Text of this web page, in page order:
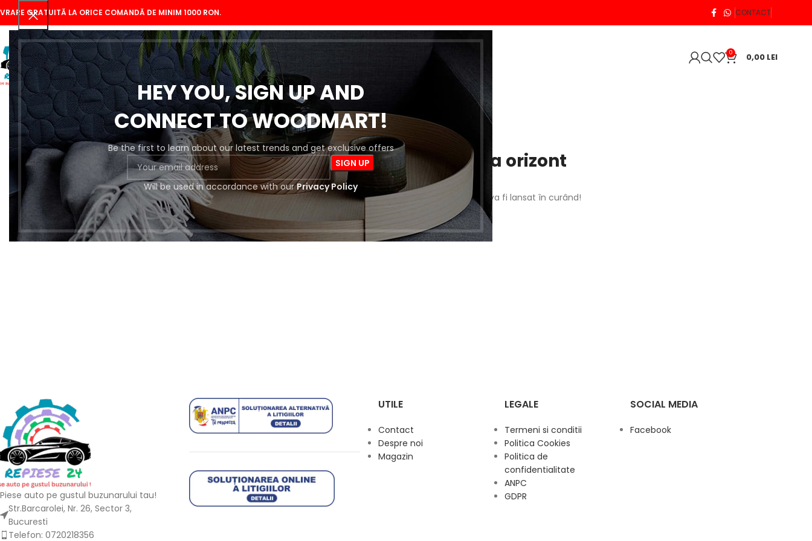
HEY YOU, SIGN UP AND
CONNECT TO WOODMART!
Be the first to learn about our latest trends and get exclusive offers
Will be used in accordance with ourPrivacy Policy
GRATUITĂ LA ORICE COMANDĂ DE MINIM 1000 RON. CONTACT
0 0,00 LEI
Se întrevăd lucruri mărețe la orizont
Pregătirea este importantă! Magazinul nostru este în lucru și va fi lansat în curând!
Piese auto pe gustul buzunarului tau!
Str.Barcarolei, Nr. 26, Sector 3,
Bucuresti
Telefon: 0720218356
UTILE
Contact
Despre noi
Magazin
LEGALE
Termeni si conditii
Politica Cookies
Politica de
confidentialitate
ANPC
GDPR
SOCIAL MEDIA
Facebook